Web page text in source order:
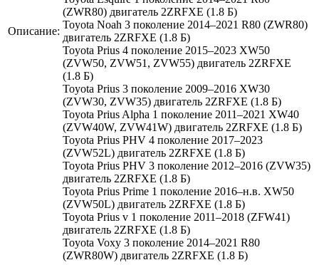
Описание:
(ZWR80) двигатель 2ZRFXE (1.8 Б)
Toyota Noah 3 поколение 2014–2021 R80 (ZWR80)
двигатель 2ZRFXE (1.8 Б)
Toyota Prius 4 поколение 2015–2023 XW50
(ZVW50, ZVW51, ZVW55) двигатель 2ZRFXE
(1.8 Б)
Toyota Prius 3 поколение 2009–2016 XW30
(ZVW30, ZVW35) двигатель 2ZRFXE (1.8 Б)
Toyota Prius Alpha 1 поколение 2011–2021 XW40
(ZVW40W, ZVW41W) двигатель 2ZRFXE (1.8 Б)
Toyota Prius PHV 4 поколение 2017–2023
(ZVW52L) двигатель 2ZRFXE (1.8 Б)
Toyota Prius PHV 3 поколение 2012–2016 (ZVW35)
двигатель 2ZRFXE (1.8 Б)
Toyota Prius Prime 1 поколение 2016–н.в. XW50
(ZVW50L) двигатель 2ZRFXE (1.8 Б)
Toyota Prius v 1 поколение 2011–2018 (ZFW41)
двигатель 2ZRFXE (1.8 Б)
Toyota Voxy 3 поколение 2014–2021 R80
(ZWR80W) двигатель 2ZRFXE (1.8 Б)